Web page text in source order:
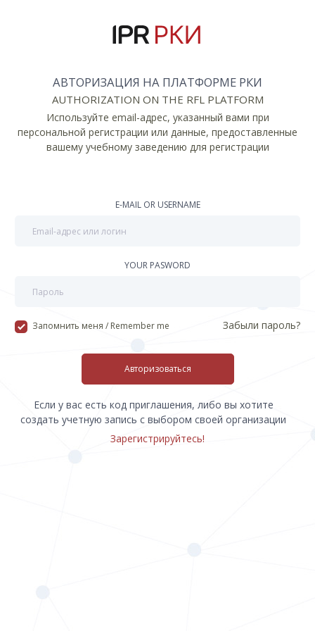
АВТОРИЗАЦИЯ НА ПЛАТФОРМЕ РКИ
AUTHORIZATION ON THE RFL PLATFORM
Используйте email-адрес, указанный вами при
персональной регистрации или данные, предоставленные
вашему учебному заведению для регистрации
E-MAIL OR USERNAME
YOUR PASWORD
Запомнить меня / Remember me Забыли пароль?
Авторизоваться
Если у вас есть код приглашения, либо вы хотите
создать учетную запись с выбором своей организации
Зарегистрируйтесь!